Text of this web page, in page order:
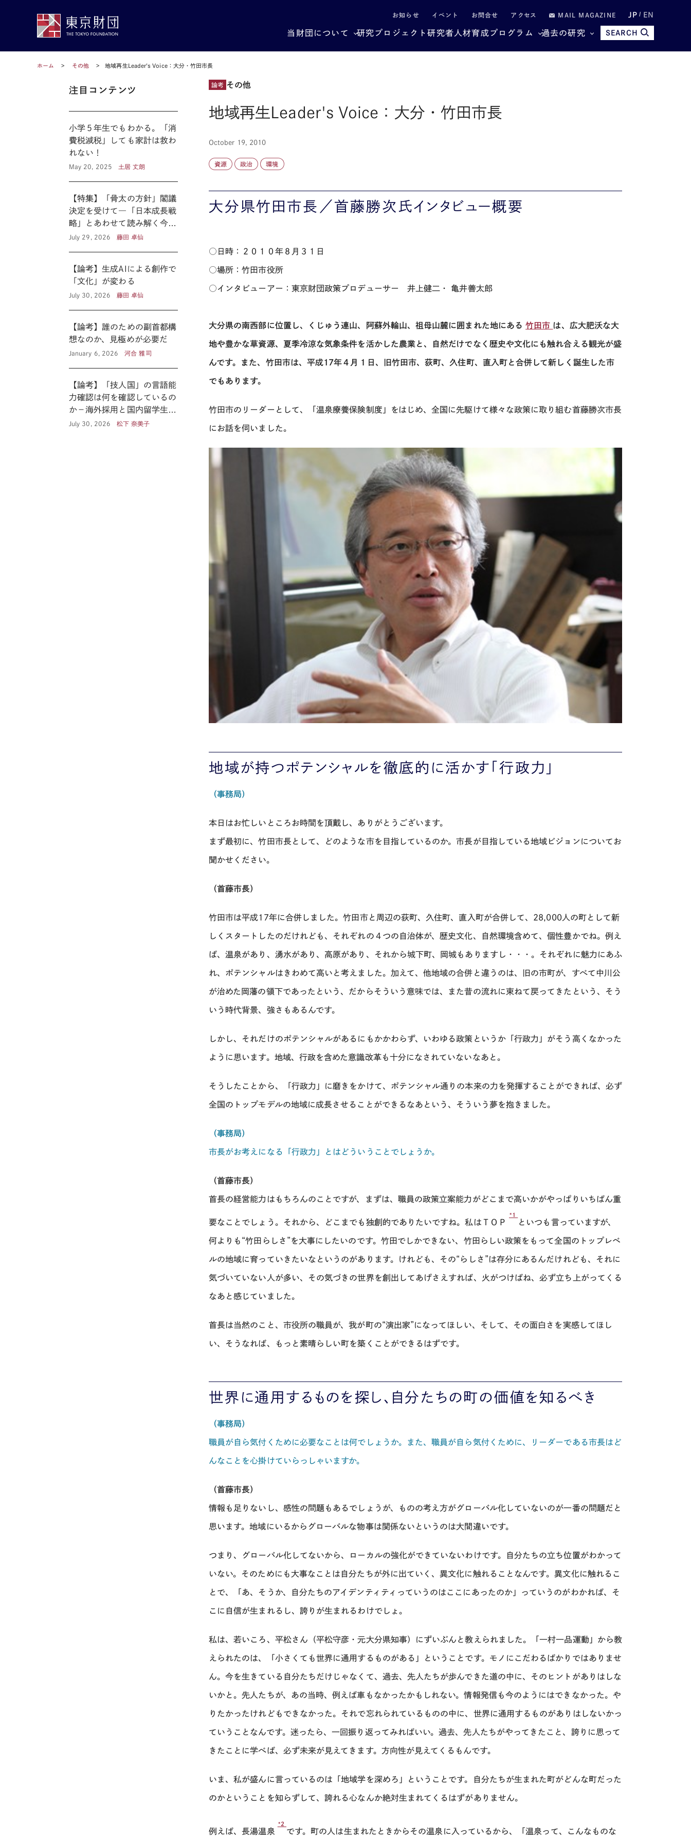
お知らせ イベント お問合せ アクセス MAIL MAGAZINE JP EN
当財団について 研究プロジェクト研究者 人材育成プログラム 過去の研究 SEARCH
ホーム その他 地域再生Leader's Voice：大分・竹田市長
論考 その他
地域再生Leader's Voice：大分・竹田市長
October 19, 2010
資源 政治 環境
大分県竹田市長／首藤勝次氏インタビュー概要
○日時：２０１０年８月３１日
○場所：竹田市役所
○インタビューアー：東京財団政策プロデューサー 井上健二・ 亀井善太郎
大分県の南西部に位置し、くじゅう連山、阿蘇外輪山、祖母山麓に囲まれた地にある竹田市 は、広大肥沃な大
地や豊かな草資源、夏季冷涼な気象条件を活かした農業と、自然だけでなく歴史や文化にも触れ合える観光が盛
んです。また、竹田市は、平成17年４月１日、旧竹田市、荻町、久住町、直入町と合併して新しく誕生した市
でもあります。
竹田市のリーダーとして、「温泉療養保険制度」をはじめ、全国に先駆けて様々な政策に取り組む首藤勝次市長
にお話を伺いました。
地域が持つポテンシャルを徹底的に活かす「行政力」
（事務局）
本日はお忙しいところお時間を頂戴し、ありがとうございます。
まず最初に、竹田市長として、どのような市を目指しているのか。市長が目指している地域ビジョンについてお
聞かせください。
（首藤市長）
竹田市は平成17年に合併しました。竹田市と周辺の荻町、久住町、直入町が合併して、28,000人の町として新
しくスタートしたのだけれども、それぞれの４つの自治体が、歴史文化、自然環境含めて、個性豊かでね。例え
ば、温泉があり、湧水があり、高原があり、それから城下町、岡城もありますし・・・。それぞれに魅力にあふ
れ、ポテンシャルはきわめて高いと考えました。加えて、他地域の合併と違うのは、旧の市町が、すべて中川公
が治めた岡藩の領下であったという、だからそういう意味では、また昔の流れに束ねて戻ってきたという、そう
いう時代背景、強さもあるんです。
しかし、それだけのポテンシャルがあるにもかかわらず、いわゆる政策というか「行政力」がそう高くなかった
ように思います。地域、行政を含めた意識改革も十分になされていないなあと。
そうしたことから、「行政力」に磨きをかけて、ポテンシャル通りの本来の力を発揮することができれば、必ず
全国のトップモデルの地域に成長させることができるなあという、そういう夢を抱きました。
（事務局）
市長がお考えになる「行政力」とはどういうことでしょうか。
（首藤市長）
首長の経営能力はもちろんのことですが、まずは、職員の政策立案能力がどこまで高いかがやっぱりいちばん重
要なことでしょう。それから、どこまでも独創的でありたいですね。私はＴＯＰ
*1
といつも言っていますが、
何よりも“竹田らしさ”を大事にしたいのです。竹田でしかできない、竹田らしい政策をもって全国のトップレベ
ルの地域に育っていきたいなというのがあります。けれども、その“らしさ”は存分にあるんだけれども、それに
気づいていない人が多い、その気づきの世界を創出してあげさえすれば、火がつけばね、必ず立ち上がってくる
なあと感じていました。
首長は当然のこと、市役所の職員が、我が町の“演出家”になってほしい、そして、その面白さを実感してほし
い、そうなれば、もっと素晴らしい町を築くことができるはずです。
世界に通用するものを探し、自分たちの町の価値を知るべき
（事務局）
職員が自ら気付くために必要なことは何でしょうか。また、職員が自ら気付くために、リーダーである市長はど
んなことを心掛けていらっしゃいますか。
（首藤市長）
情報も足りないし、感性の問題もあるでしょうが、ものの考え方がグローバル化していないのが一番の問題だと
思います。地域にいるからグローバルな物事は関係ないというのは大間違いです。
つまり、グローバル化してないから、ローカルの強化ができていないわけです。自分たちの立ち位置がわかって
いない。そのためにも大事なことは自分たちが外に出ていく、異文化に触れることなんです。異文化に触れるこ
とで、「あ、そうか、自分たちのアイデンティティっていうのはここにあったのか」っていうのがわかれば、そ
こに自信が生まれるし、誇りが生まれるわけでしょ。
私は、若いころ、平松さん（平松守彦・元大分県知事）にずいぶんと教えられました。「一村一品運動」から教
えられたのは、「小さくても世界に通用するものがある」ということです。モノにこだわるばかりではありませ
ん。今を生きている自分たちだけじゃなくて、過去、先人たちが歩んできた道の中に、そのヒントがありはしな
いかと。先人たちが、あの当時、例えば車もなかったかもしれない。情報発信も今のようにはできなかった。や
りたかったけれどもできなかった。それで忘れられているものの中に、世界に通用するものがありはしないかっ
ていうことなんです。迷ったら、一回振り返ってみればいい。過去、先人たちがやってきたこと、誇りに思って
きたことに学べば、必ず未来が見えてきます。方向性が見えてくるもんです。
いま、私が盛んに言っているのは「地域学を深めろ」ということです。自分たちが生まれた町がどんな町だった
のかということを知らずして、誇れる心なんか絶対生まれてくるはずがありません。
例えば、長湯温泉
*2
です。町の人は生まれたときからその温泉に入っているから、「温泉って、こんなものな
注目コンテンツ
小学５年生でもわかる。「消
費税減税」しても家計は救わ
れない！
May 20, 2025 土居 丈朗
【特集】「骨太の方針」閣議
決定を受けて―「日本成長戦
略」とあわせて読み解く今後
の医療政策―
July 29, 2026 藤田 卓仙
【論考】生成AIによる創作で
「文化」が変わる
July 30, 2026 藤田 卓仙
【論考】誰のための副首都構
想なのか、見極めが必要だ
January 6, 2026 河合 雅司
【論考】「技人国」の言語能
力確認は何を確認しているの
か－海外採用と国内留学生の
あいだ
July 30, 2026 松下 奈美子